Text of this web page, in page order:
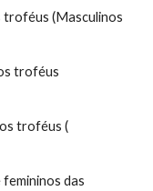
troféus (Masculinos
troféus
troféus (
femininos das